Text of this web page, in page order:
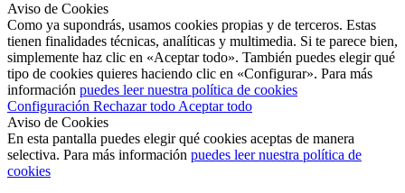
Aviso de Cookies
Como ya supondrás, usamos cookies propias y de terceros. Estas
tienen finalidades técnicas, analíticas y multimedia. Si te parece bien,
simplemente haz clic en «Aceptar todo». También puedes elegir qué
tipo de cookies quieres haciendo clic en «Configurar». Para más
información puedes leer nuestra política de cookies
Configuración Rechazar todo Aceptar todo
Aviso de Cookies
En esta pantalla puedes elegir qué cookies aceptas de manera
selectiva. Para más información puedes leer nuestra política de
cookies